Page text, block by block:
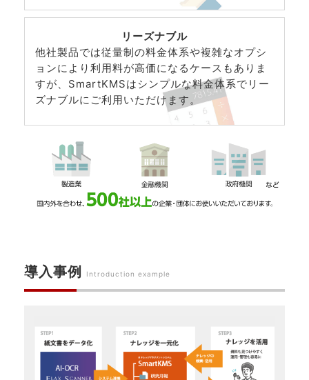
リーズナブル
他社製品では従量制の料金体系や複雑なオプシ
ョンにより利用料が高価になるケースもありま
すが、SmartKMSはシンプルな料金体系でリー
ズナブルにご利用いただけます。
導入事例 Introduction example